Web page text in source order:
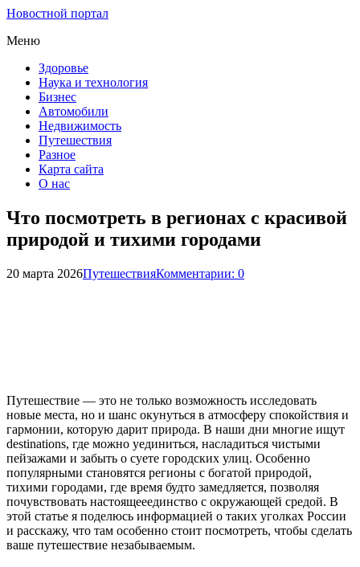
Новостной портал
Меню
Здоровье
Наука и технология
Бизнес
Автомобили
Недвижимость
Путешествия
Разное
Карта сайта
О нас
Что посмотреть в регионах с красивой
природой и тихими городами
20 марта 2026ПутешествияКомментарии: 0
Путешествие — это не только возможность исследовать
новые места, но и шанс окунуться в атмосферу спокойствия и
гармонии, которую дарит природа. В наши дни многие ищут
destinations, где можно уединиться, насладиться чистыми
пейзажами и забыть о суете городских улиц. Особенно
популярными становятся регионы с богатой природой,
тихими городами, где время будто замедляется, позволяя
почувствовать настоящееединство с окружающей средой. В
этой статье я поделюсь информацией о таких уголках России
и расскажу, что там особенно стоит посмотреть, чтобы сделать
ваше путешествие незабываемым.